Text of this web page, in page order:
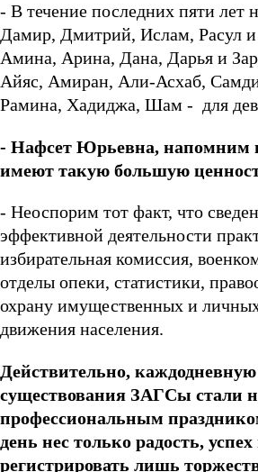
- В течение последних пяти лет
Дамир, Дмитрий, Ислам, Расул и
Амина, Арина, Дана, Дарья и
Айяс, Амиран, Али-Асхаб,
Рамина, Хадиджа, Шам - для
- Нафсет Юрьевна, напомним
имеют такую большую
- Неоспорим тот факт, что
эффективной деятельности
избирательная комиссия,
отделы опеки, статистики,
охрану имущественных и
движения населения.
Действительно, каждодневную
существования ЗАГСы стали
профессиональным
день нес только радость,
регистрировать лишь